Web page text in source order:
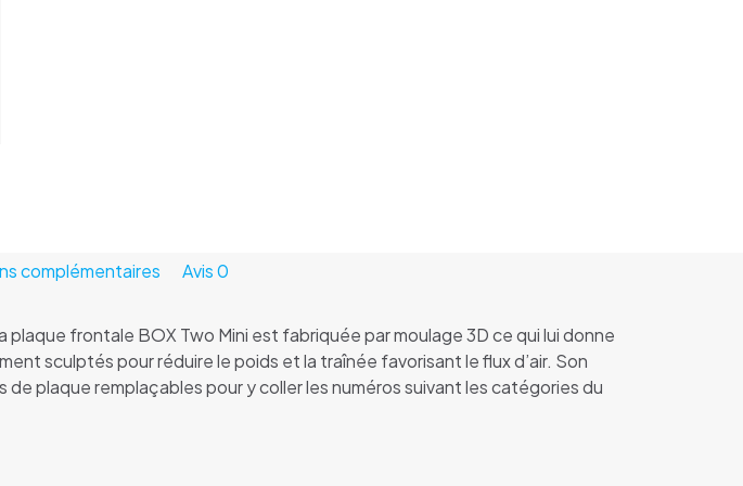
complémentaires Avis0
frontale BOX Two Mini est fabriquée par moulage 3D ce qui lui donne
sculptés pour réduire le poids et la traînée favorisant le flux d’air. Son
plaque remplaçables pour y coller les numéros suivant les catégories du